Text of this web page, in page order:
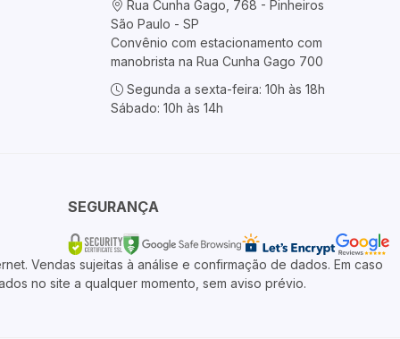
Rua Cunha Gago, 768 - Pinheiros
São Paulo - SP
Convênio com estacionamento com
manobrista na Rua Cunha Gago 700
Segunda a sexta-feira: 10h às 18h
Sábado: 10h às 14h
SEGURANÇA
Vendas sujeitas à análise e confirmação de dados. Em caso
no site a qualquer momento, sem aviso prévio.